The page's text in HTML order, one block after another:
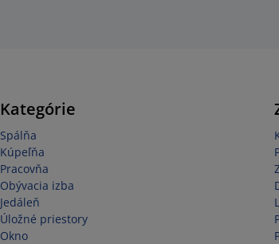
Kategórie
Spálňa
Kúpeľňa
Pracovňa
Obývacia izba
Jedáleň
Úložné priestory
Okno